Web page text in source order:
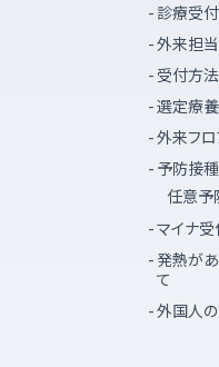
診療受
外来担
受付方法
選定療
外来フ
予防接
任意予
マイナ
発熱が
て
外国人